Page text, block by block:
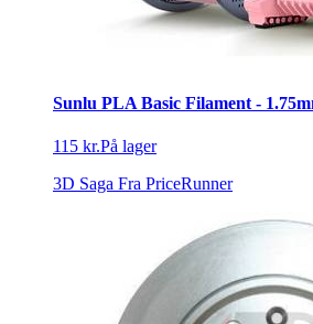
Sunlu PLA Basic Filament -
115 kr.På lager
3D Saga Fra PriceRunner